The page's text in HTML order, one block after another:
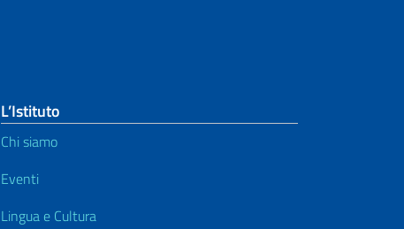
L’Istituto
Chi siamo
Eventi
Lingua e Cultura